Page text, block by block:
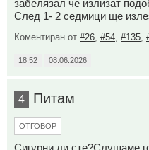
забелязал че излизат
След 1- 2 седмици ще
Коментиран от #26 #54 #135
18:52 08.06.2026
4 Питам
ОТГОВОР
Сигурни ли сте?Слушаме